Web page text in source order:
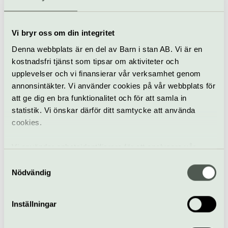
Vi bryr oss om din integritet
Denna webbplats är en del av Barn i stan AB. Vi är en
kostnadsfri tjänst som tipsar om aktiviteter och
upplevelser och vi finansierar vår verksamhet genom
annonsintäkter. Vi använder cookies på vår webbplats för
att ge dig en bra funktionalitet och för att samla in
statistik. Vi önskar därför ditt samtycke att använda
cookies.
Vi använder enhetsidentifierare för att analysera vår
samt tillhandahålla funktioner för sociala medier. Vi
vidarebefordrar även sådana identifierare och annan
information från din enhet till de sociala medier och
annons- och analysföretag som vi samarbetar med.
Nödvändig
Inställningar
23 augusti